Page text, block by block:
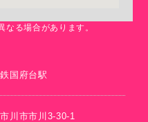
る場合があります。
国府台駅
川市市川3-30-1